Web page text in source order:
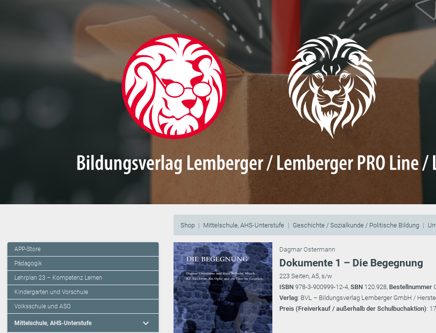
Shop Mittelschule, AHS-Unterstufe Geschichte / Sozialkunde / Politische Bildung
APP-Store
Pädagogik
Lehrplan 23 – Kompetenz Lernen
Kindergarten und Vorschule
Volksschule und ASO
Mittelschule, AHS-Unterstufe expand_more
Dagmar Ostermann
Dokumente 1 – Die Begegnung
223 Seiten, A5, s/w
ISBN 978-3-900999-12-4, SBN 120.928, Bestellnummer
Verlag: BVL – Bildungsverlag Lemberger GmbH /
Preis (Freiverkauf / außerhalb der Schulbuchaktion):